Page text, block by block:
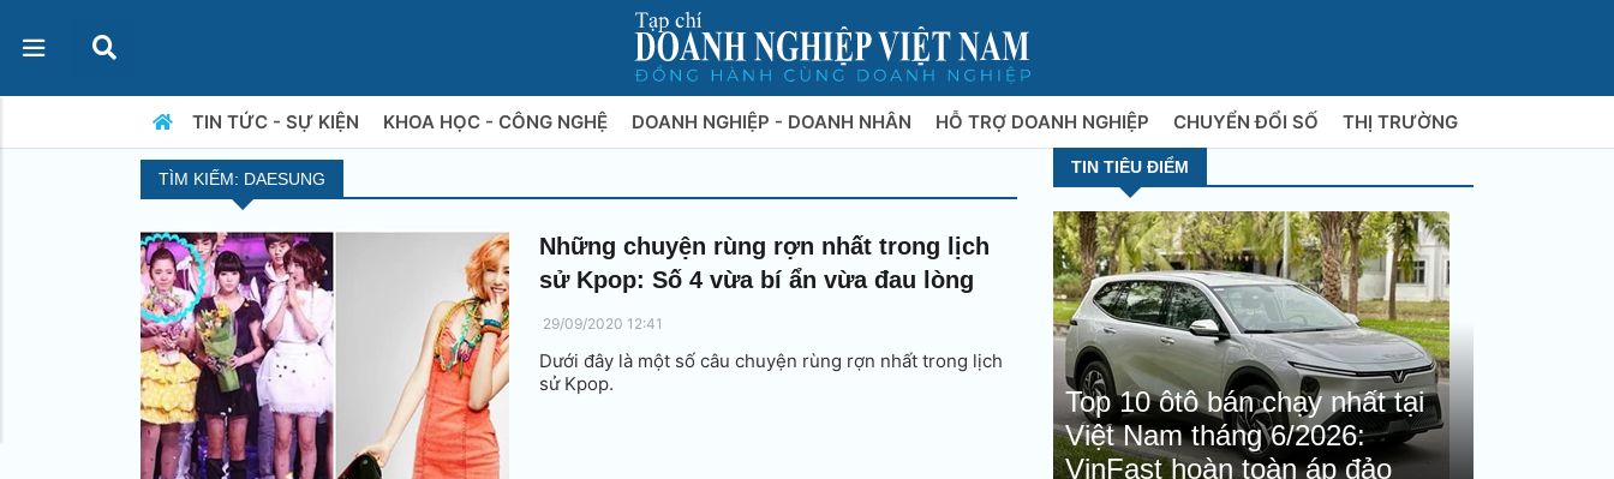
TIN TỨC - SỰ KIỆN KHOA HỌC - CÔNG NGHỆ DOANH NGHIỆP - DOANH NHÂN HỖ TRỢ DOANH NGHIỆP CHUYỂN ĐỔI SỐ THỊ TRƯỜNG
TÌM KIẾM: DAESUNG
Những chuyện rùng rợn nhất trong lịch
sử Kpop: Số 4 vừa bí ẩn vừa đau lòng
29/09/2020 12:41
Dưới đây là một số câu chuyện rùng rợn nhất trong lịch
sử Kpop.
TIN TIÊU ĐIỂM
Top 10 ôtô bán chạy nhất tại
Việt Nam tháng 6/2026:
VinFast hoàn toàn áp đảo